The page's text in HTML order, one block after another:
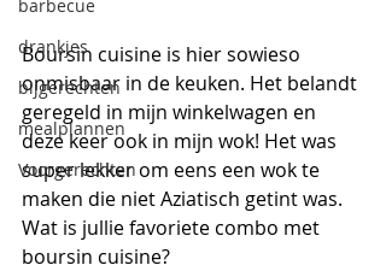
barbecue
drankjes
bijgerechten
mealplannen
Voorgerechten
Boursin cuisine is hier sowieso
onmisbaar in de keuken. Het belandt
geregeld in mijn winkelwagen en
deze keer ook in mijn wok! Het was
super lekker om eens een wok te
maken die niet Aziatisch getint was.
Wat is jullie favoriete combo met
boursin cuisine?